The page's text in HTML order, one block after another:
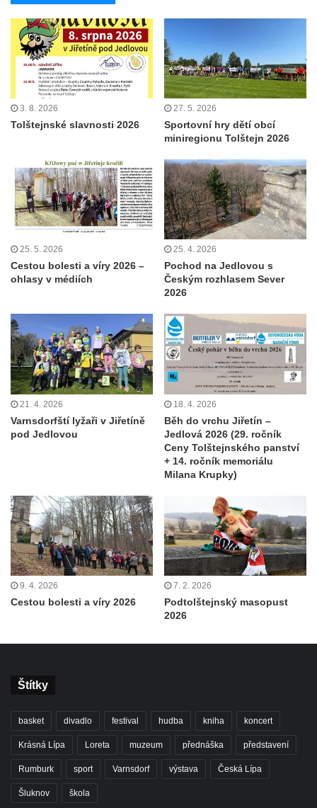
3. 8. 2026
Tolštejnské slavnosti 2026
27. 5. 2026
Sportovní hry dětí obcí
miniregionu Tolštejn 2026
25. 5. 2026
Cestou bolesti a víry 2026 –
ohlasy v médiích
25. 4. 2026
Pochod na Jedlovou s
Českým rozhlasem Sever
2026
21. 4. 2026
Varnsdorfští lyžaři v Jiřetíně
pod Jedlovou
18. 4. 2026
Běh do vrchu Jiřetín –
Jedlová 2026 (29. ročník
Ceny Tolštejnského panství
+ 14. ročník memoriálu
Milana Krupky)
9. 4. 2026
Cestou bolesti a víry 2026
7. 2. 2026
Podtolštejnský masopust
2026
Štítky
basket divadlo festival hudba kniha koncert
Krásná Lípa Loreta muzeum přednáška představení
Rumburk sport Varnsdorf výstava Česká Lípa
Šluknov škola